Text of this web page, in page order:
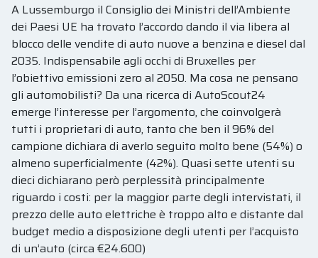
A Lussemburgo il Consiglio dei Ministri dell’Ambiente
dei Paesi UE ha trovato l’accordo dando il via libera al
blocco delle vendite di auto nuove a benzina e diesel dal
2035. Indispensabile agli occhi di Bruxelles per
l’obiettivo emissioni zero al 2050. Ma cosa ne pensano
gli automobilisti? Da una ricerca di AutoScout24
emerge l’interesse per l’argomento, che coinvolgerà
tutti i proprietari di auto, tanto che ben il 96% del
campione dichiara di averlo seguito molto bene (54%) o
almeno superficialmente (42%). Quasi sette utenti su
dieci dichiarano però perplessità principalmente
riguardo i costi: per la maggior parte degli intervistati, il
prezzo delle auto elettriche è troppo alto e distante dal
budget medio a disposizione degli utenti per l’acquisto
di un’auto (circa €24.600)